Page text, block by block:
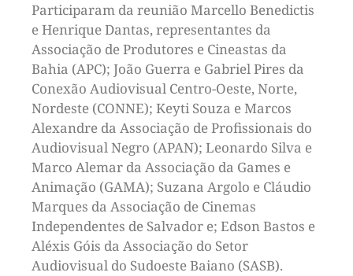
Participaram da reunião Marcello Benedictis
e Henrique Dantas, representantes da
Associação de Produtores e Cineastas da
Bahia (APC); João Guerra e Gabriel Pires da
Conexão Audiovisual Centro-Oeste, Norte,
Nordeste (CONNE); Keyti Souza e Marcos
Alexandre da Associação de Profissionais do
Audiovisual Negro (APAN); Leonardo Silva e
Marco Alemar da Associação da Games e
Animação (GAMA); Suzana Argolo e Cláudio
Marques da Associação de Cinemas
Independentes de Salvador e; Edson Bastos e
Aléxis Góis da Associação do Setor
Audiovisual do Sudoeste Baiano (SASB).